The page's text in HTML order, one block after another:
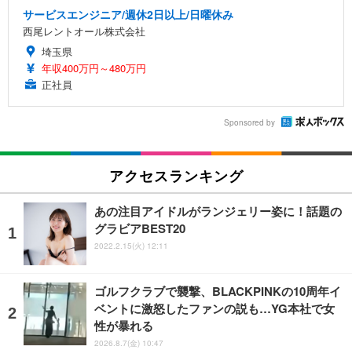
サービスエンジニア/週休2日以上/日曜休み
西尾レントオール株式会社
埼玉県
年収400万円～480万円
正社員
Sponsored by
アクセスランキング
あの注目アイドルがランジェリー姿に！話題の
グラビアBEST20
2022.2.15(火) 12:11
ゴルフクラブで襲撃、BLACKPINKの10周年イ
ベントに激怒したファンの説も…YG本社で女
性が暴れる
2026.8.7(金) 10:47